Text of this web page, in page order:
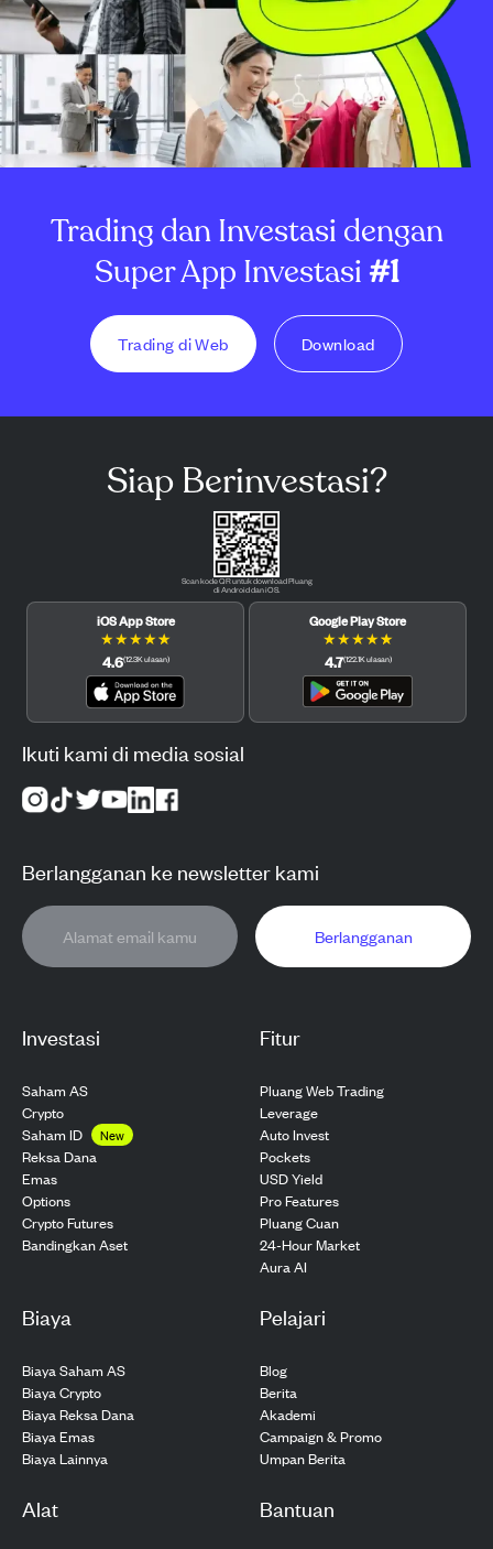
Trading dan Investasi dengan
Super App Investasi#1
Trading di Web Download
Investasi
Saham AS
Crypto
Saham ID
New
Reksa Dana
Emas
Options
Crypto Futures
Bandingkan Aset
Fitur
Pluang Web Trading
Leverage
Auto Invest
Pockets
USD Yield
Pro Features
Pluang Cuan
24-Hour Market
Aura AI
Biaya
Biaya Saham AS
Biaya Crypto
Biaya Reksa Dana
Biaya Emas
Biaya Lainnya
Pelajari
Blog
Berita
Akademi
Campaign & Promo
Umpan Berita
Alat Bantuan
Siap Berinvestasi?
Scan kode QR untuk download Pluang
di Android dan iOS.
iOS App Store
★★★★★
4.6(12.3Kulasan)
Google Play Store
★★★★★
4.7(122.1Kulasan)
Ikuti kami di media sosial
Berlangganan ke newsletter kami
Berlangganan